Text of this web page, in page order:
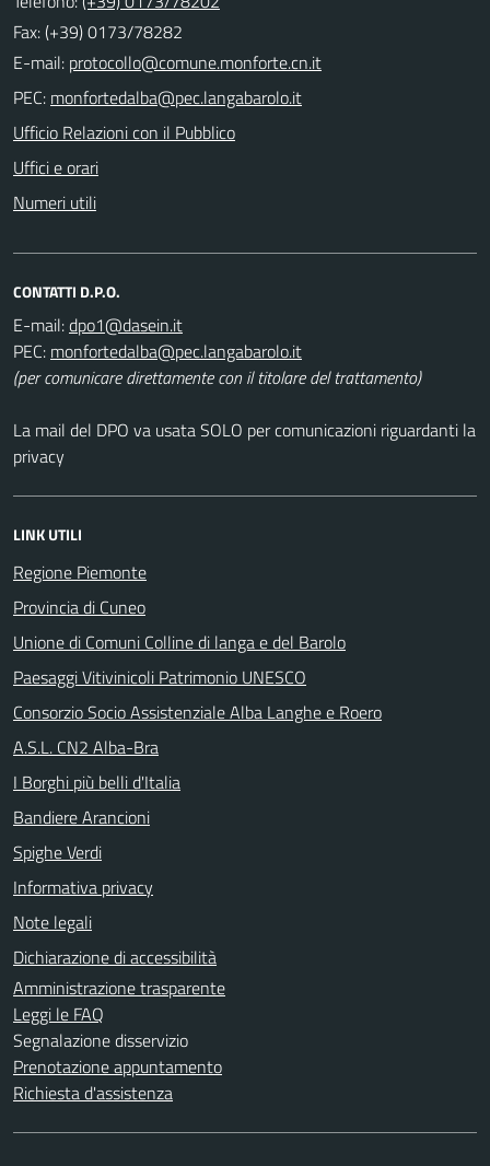
Fax: (+39) 0173/78282
E-mail:
PEC:
Ufficio Relazioni con il Pubblico
Uffici e orari
Numeri utili
CONTATTI D.P.O.
E-mail:
PEC:
(per comunicare direttamente con il titolare del trattamento)
La mail del DPO va usata SOLO per comunicazioni riguardanti la
privacy
LINK UTILI
Regione Piemonte
Provincia di Cuneo
Unione di Comuni Colline di langa e del Barolo
Paesaggi Vitivinicoli Patrimonio UNESCO
Consorzio Socio Assistenziale Alba Langhe e Roero
A.S.L. CN2 Alba-Bra
I Borghi più belli d'Italia
Bandiere Arancioni
Spighe Verdi
Informativa privacy
Note legali
Dichiarazione di accessibilità
Amministrazione trasparente
Leggi le FAQ
Segnalazione disservizio
Prenotazione appuntamento
Richiesta d'assistenza